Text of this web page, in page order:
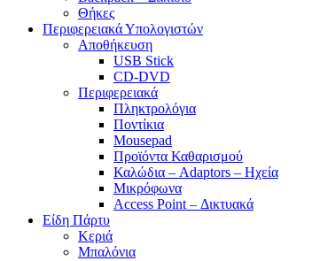
Θήκες
Περιφερειακά Υπολογιστών
Αποθήκευση
USB Stick
CD-DVD
Περιφερειακά
Πληκτρολόγια
Ποντίκια
Mousepad
Προϊόντα Καθαρισμού
Καλώδια – Adaptors – Ηχεία
Μικρόφωνα
Access Point – Δικτυακά
Είδη Πάρτυ
Κεριά
Μπαλόνια